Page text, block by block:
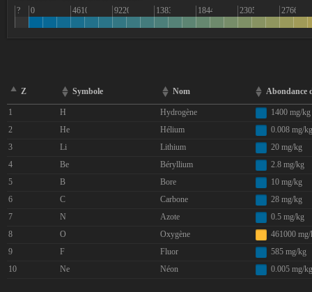
?
0 46100 92200 138300 184400 230500 276600
Z Symbole Nom Abondance
1 H Hydrogène
1400 mg/kg
2
He Hélium
0.008 mg/kg
3
Li Lithium
20 mg/kg
4
Be Béryllium
2.8 mg/kg
5
B Bore
10 mg/kg
6
C Carbone
28 mg/kg
7
N Azote
0.5 mg/kg
8
O Oxygène
461000
9
F Fluor
585 mg/kg
10
Ne Néon 0.005 mg/kg